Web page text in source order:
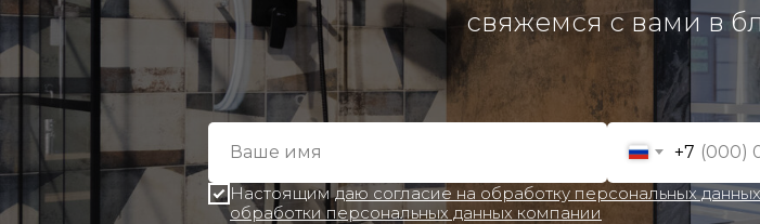
свяжемся с вами в
+7
Настоящимдаю согласие на обработку персональных данных
обработки персональных данных компании